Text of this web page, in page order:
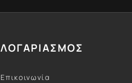
ΛΟΓΑΡΙΑΣΜΟΣ
Επικοινωνία